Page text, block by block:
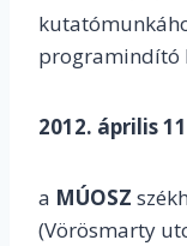
programindító
2012. április
a MÚOSZ
(Vörösmarty